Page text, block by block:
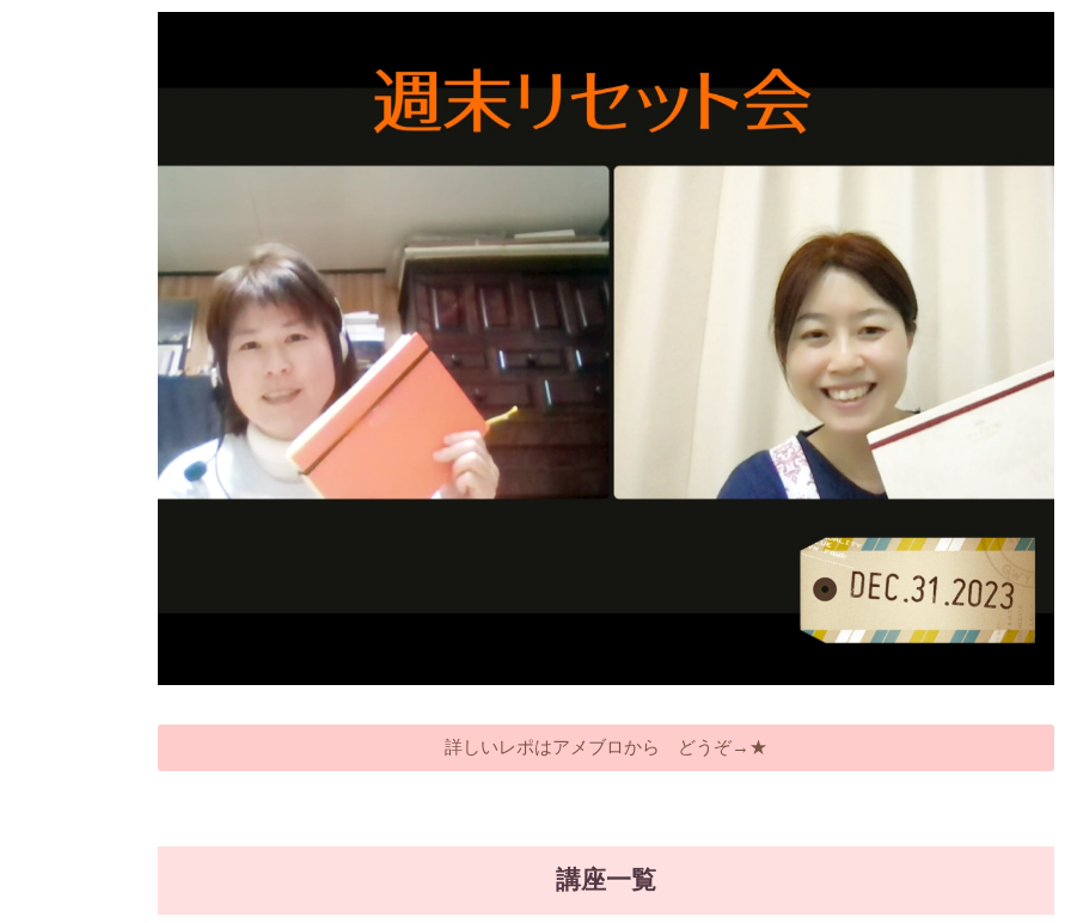
詳しいレポはアメブロから どうぞ→★
講座一覧